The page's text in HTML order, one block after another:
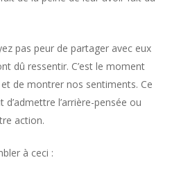
pas peur de partager avec eux
dû ressentir. C’est le moment
de montrer nos sentiments. Ce
l’arrière-pensée ou
action.
à ceci :